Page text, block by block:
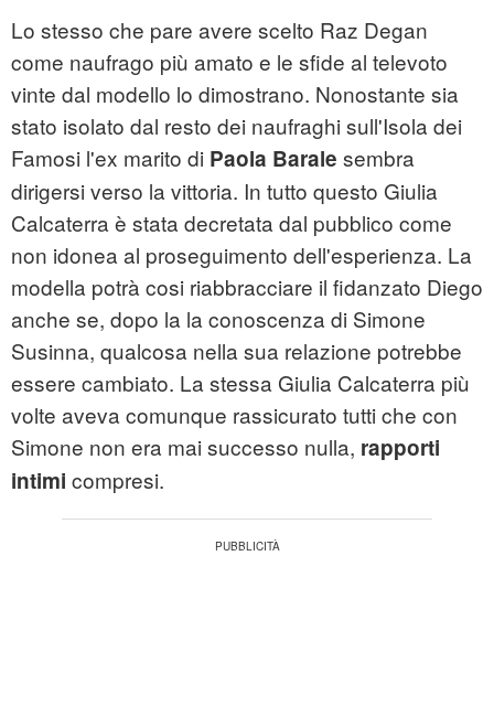
Lo stesso che pare avere scelto Raz Degan
come naufrago più amato e le sfide al televoto
vinte dal modello lo dimostrano. Nonostante sia
stato isolato dal resto dei naufraghi sull'Isola dei
Famosi l'ex marito di Paola Barale sembra
dirigersi verso la vittoria. In tutto questo Giulia
Calcaterra è stata decretata dal pubblico come
non idonea al proseguimento dell'esperienza. La
modella potrà cosi riabbracciare il fidanzato Diego
anche se, dopo la la conoscenza di Simone
Susinna, qualcosa nella sua relazione potrebbe
essere cambiato. La stessa Giulia Calcaterra più
volte aveva comunque rassicurato tutti che con
Simone non era mai successo nulla, rapporti
intimi compresi.